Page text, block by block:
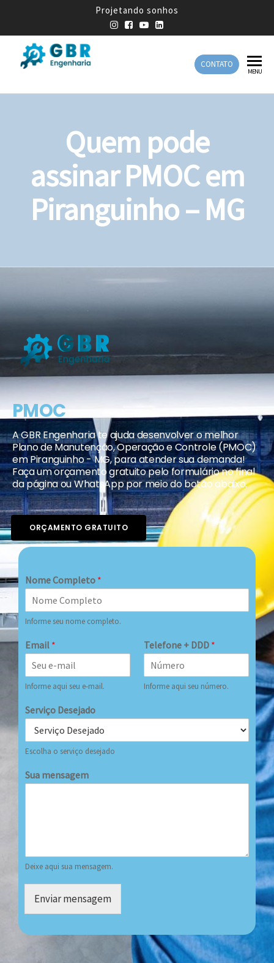
Projetando sonhos
Engenharia
Engenharia
CONTATO
MENU
Quem pode
assinar PMOC em
Piranguinho – MG
PMOC
A GBR Engenharia te ajuda desenvolver o melhor
Plano de Manutenção, Operação e Controle (PMOC)
em Piranguinho - MG, para atender sua demanda!
Faça um orçamento gratuito pelo formulário no final
da página ou WhatsApp por meio do botão abaixo.
ORÇAMENTO GRATUITO
Nome Completo *
Informe seu nome completo.
Email *
Informe aqui seu e-mail.
Telefone + DDD *
Informe aqui seu número.
Serviço Desejado
Escolha o serviço desejado
Sua mensagem
Deixe aqui sua mensagem.
Enviar mensagem